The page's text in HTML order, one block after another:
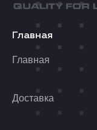
Главная
Главная
Доставка